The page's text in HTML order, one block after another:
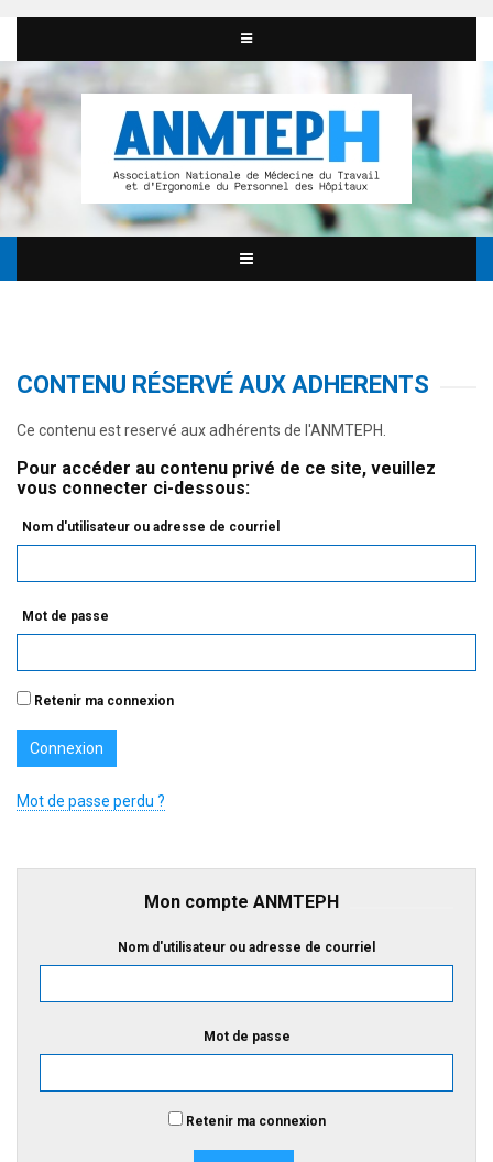
CONTENU RÉSERVÉ AUX ADHERENTS
Ce contenu est reservé aux adhérents de l'ANMTEPH.
Pour accéder au contenu privé de ce site, veuillez
vous connecter ci-dessous:
Nom d'utilisateur ou adresse de courriel
Mot de passe
Retenir ma connexion
Mot de passe perdu ?
Mon compte ANMTEPH
Nom d'utilisateur ou adresse de courriel
Mot de passe
Retenir ma connexion